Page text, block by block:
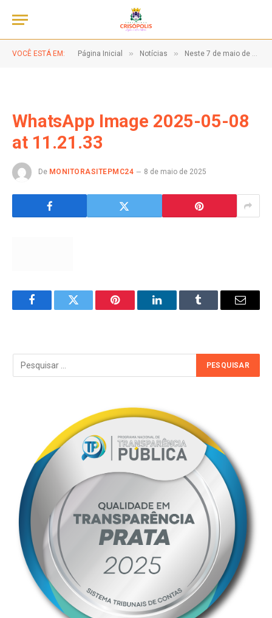
VOCÊ ESTÁ EM: Página Inicial » Notícias » Neste 7 de maio de 2025, Crisópolis vive um momento histórico!
WhatsApp Image 2025-05-08
at 11.21.33
De MONITORASITEPMC24 8 de maio de 2025
FacebookTwitter Pinterest LinkedInTumblr Email